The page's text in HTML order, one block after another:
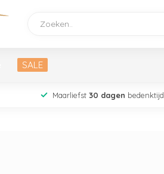
SALE
Maarliefst 30 dagen bedenktijd